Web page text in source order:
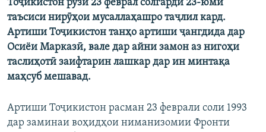
Тоҷикистон рӯзи 23 феврал солгарди 23-юми
таъсиси нирӯҳои мусаллаҳашро таҷлил кард.
Артиши Тоҷикистон танҳо артиши ҷангдида дар
Осиёи Марказӣ, вале дар айни замон аз нигоҳи
таслиҳотӣ заифтарин лашкар дар ин минтақа
маҳсуб мешавад.
Артиши Тоҷикистон расман 23 феврали соли 1993
дар заминаи воҳидҳои ниманизомии Фронти